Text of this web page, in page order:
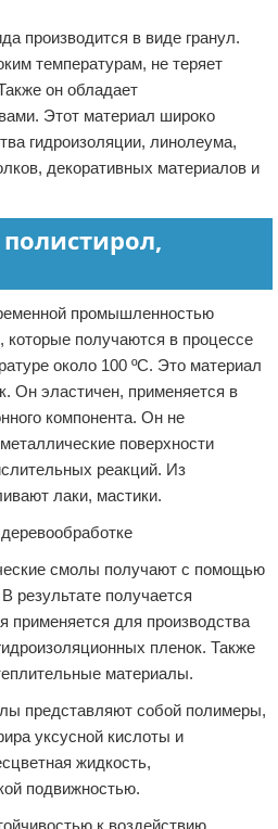
производится в виде гранул.
температурам, не теряет
он обладает
Этот материал широко
гидроизоляции, линолеума,
декоративных материалов и
промышленностью
получаются в процессе
около 100 ºС. Это материал
Он эластичен, применяется в
компонента. Он не
поверхности
реакций. Из
лаки, мастики.
смолы получают с помощью
результате получается
применяется для производства
пленок. Также
материалы.
представляют собой полимеры,
уксусной кислоты и
жидкость,
подвижностью.
к воздействию